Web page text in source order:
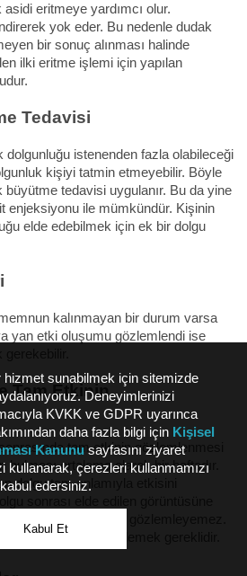
hizmet sunabilmek için sitemizde
Deneyimlerinizi
KVKK ve GDPR uyarınca
daha fazla bilgi için Kişisel
Kanunu sayfasını ziyaret
kullanarak, çerezleri kullanmamızı
kabul edersiniz.
Kabul Et
eritmeye yardımcı olur.
yok eder. Bu nedenle dudak
bir sonuç alınması halinde
ilki eritme işlemi için yapılan
Tedavisi
dolgunluğu istenenden fazla olabileceği
kişiyi tatmin etmeyebilir. Böyle
tedavisi uygulanır. Bu da yine
enjeksiyonu ile mümkündür. Kişinin
elde edebilmek için ek bir dolgu
kalınmayan bir durum varsa
yan etki oluşumu gözlemlendi ise
Tam Etkinin
tam etkinin gözlemlenmesi
bulması ortalama olarak bir haftadır.
dolgu tam anlamıyla etkisini
ve en az 3-7 gün beklemek gereklidir.